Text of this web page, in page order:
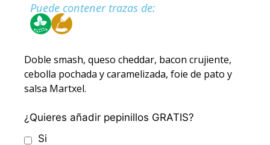
Puede contener trazas de:
Doble smash, queso cheddar, bacon crujiente,
cebolla pochada y caramelizada, foie de pato y
salsa Martxel.
¿Quieres añadir pepinillos GRATIS?
Si